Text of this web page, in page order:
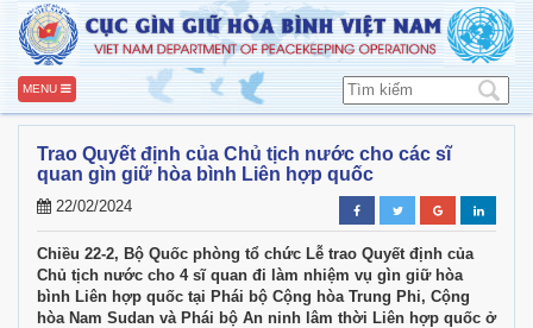
MENU
Trao Quyết định của Chủ tịch nước cho các sĩ
quan gìn giữ hòa bình Liên hợp quốc
22/02/2024
Chiều 22-2, Bộ Quốc phòng tổ chức Lễ trao Quyết định của
Chủ tịch nước cho 4 sĩ quan đi làm nhiệm vụ gìn giữ hòa
bình Liên hợp quốc tại Phái bộ Cộng hòa Trung Phi, Cộng
hòa Nam Sudan và Phái bộ An ninh lâm thời Liên hợp quốc ở